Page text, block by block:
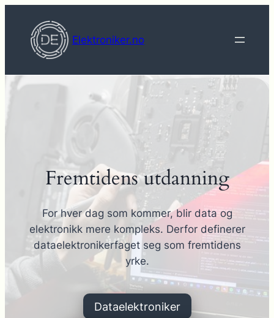
innhold
Elektroniker.no
Fremtidens utdanning
For hver dag som kommer, blir data og
elektronikk mere kompleks. Derfor definerer
dataelektronikerfaget seg som fremtidens
yrke.
Dataelektroniker